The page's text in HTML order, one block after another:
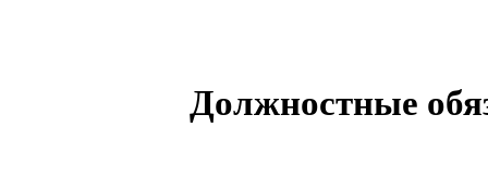
Должностные